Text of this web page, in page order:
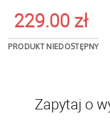
229.00 zł
PRODUKT NIEDOSTĘPNY
Zapytaj o